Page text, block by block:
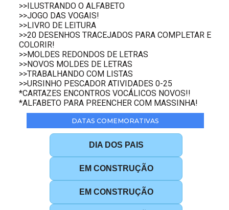
>>ILUSTRANDO O ALFABETO
>>JOGO DAS VOGAIS!
>>LIVRO DE LEITURA
>>20 DESENHOS TRACEJADOS PARA COMPLETAR E
COLORIR!
>>MOLDES REDONDOS DE LETRAS
>>NOVOS MOLDES DE LETRAS
>>TRABALHANDO COM LISTAS
>>URSINHO PESCADOR ATIVIDADES 0-25
*CARTAZES ENCONTROS VOCÁLICOS NOVOS!!
*ALFABETO PARA PREENCHER COM MASSINHA!
DATAS COMEMORATIVAS
DIA DOS PAIS
EM CONSTRUÇÃO
EM CONSTRUÇÃO